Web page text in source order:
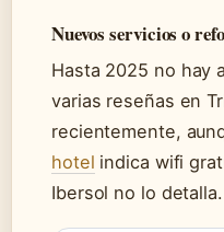
Nuevos servicios o
Hasta 2025 no hay
varias reseñas en
recientemente,
hotel indica wifi
Ibersol no lo detalla.